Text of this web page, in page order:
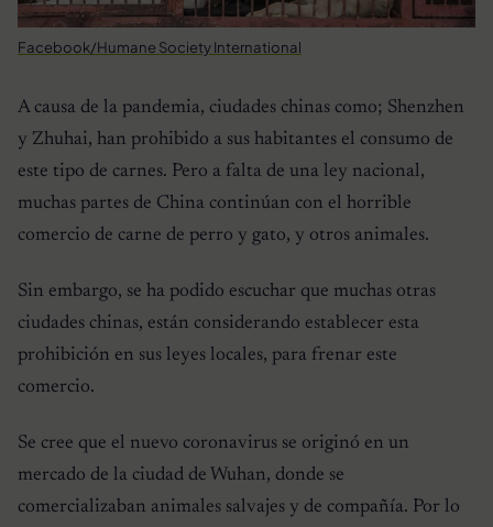
Facebook/Humane Society International
A causa de la pandemia, ciudades chinas como; Shenzhen
y Zhuhai, han prohibido a sus habitantes el consumo de
este tipo de carnes. Pero a falta de una ley nacional,
muchas partes de China continúan con el horrible
comercio de carne de perro y gato, y otros animales.
Sin embargo, se ha podido escuchar que muchas otras
ciudades chinas, están considerando establecer esta
prohibición en sus leyes locales, para frenar este
comercio.
Se cree que el nuevo coronavirus se originó en un
mercado de la ciudad de Wuhan, donde se
comercializaban animales salvajes y de compañía. Por lo